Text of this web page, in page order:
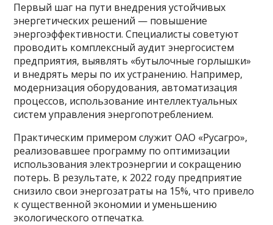
Первый шаг на пути внедрения устойчивых
энергетических решений — повышение
энергоэффективности. Специалисты советуют
проводить комплексный аудит энергосистем
предприятия, выявлять «бутылочные горлышки»
и внедрять меры по их устранению. Например,
модернизация оборудования, автоматизация
процессов, использование интеллектуальных
систем управления энергопотреблением.
Практическим примером служит ОАО «Русагро»,
реализовавшее программу по оптимизации
использования электроэнергии и сокращению
потерь. В результате, к 2022 году предприятие
снизило свои энергозатраты на 15%, что привело
к существенной экономии и уменьшению
экологического отпечатка.